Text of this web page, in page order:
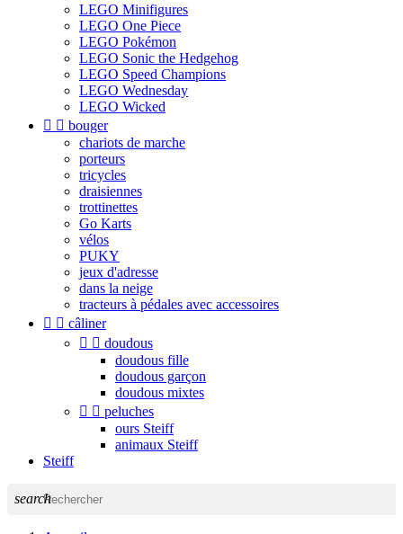
LEGO Minifigures
LEGO One Piece
LEGO Pokémon
LEGO Sonic the Hedgehog
LEGO Speed Champions
LEGO Wednesday
LEGO Wicked
  bouger
chariots de marche
porteurs
tricycles
draisiennes
trottinettes
Go Karts
vélos
PUKY
jeux d'adresse
dans la neige
tracteurs à pédales avec accessoires
  câliner
  doudous
doudous fille
doudous garçon
doudous mixtes
  peluches
ours Steiff
animaux Steiff
Steiff
search